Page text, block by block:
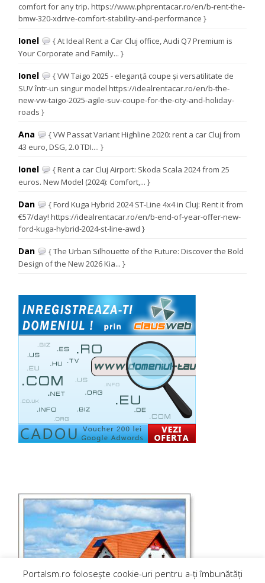
comfort for any trip. https://www.phprentacar.ro/en/b-rent-the-
bmw-320-xdrive-comfort-stability-and-performance }
Ionel
{ At Ideal Rent a Car Cluj office, Audi Q7 Premium is
Your Corporate and Family... }
Ionel
{ VW Taigo 2025 - eleganță coupe și versatilitate de
SUV într-un singur model https://idealrentacar.ro/en/b-the-
new-vw-taigo-2025-agile-suv-coupe-for-the-city-and-holiday-
roads }
Ana
{ VW Passat Variant Highline 2020: rent a car Cluj from
43 euro, DSG, 2.0 TDI.... }
Ionel
{ Rent a car Cluj Airport: Skoda Scala 2024 from 25
euros. New Model (2024): Comfort,... }
Dan
{ Ford Kuga Hybrid 2024 ST-Line 4x4 in Cluj: Rent it from
€57/day! https://idealrentacar.ro/en/b-end-of-year-offer-new-
ford-kuga-hybrid-2024-st-line-awd }
Dan
{ The Urban Silhouette of the Future: Discover the Bold
Design of the New 2026 Kia... }
Portalsm.ro folosește cookie-uri pentru a-ți îmbunătăți